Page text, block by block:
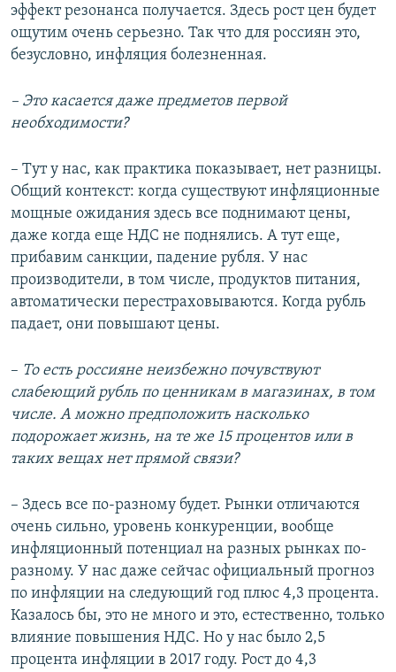
эффект резонанса получается. Здесь рост цен будет
ощутим очень серьезно. Так что для россиян это,
безусловно, инфляция болезненная.
– Это касается даже предметов первой
необходимости?
– Тут у нас, как практика показывает, нет разницы.
Общий контекст: когда существуют инфляционные
мощные ожидания здесь все поднимают цены,
даже когда еще НДС не поднялись. А тут еще,
прибавим санкции, падение рубля. У нас
производители, в том числе, продуктов питания,
автоматически перестраховываются. Когда рубль
падает, они повышают цены.
– То есть россияне неизбежно почувствуют
слабеющий рубль по ценникам в магазинах, в том
числе. А можно предположить насколько
подорожает жизнь, на те же 15 процентов или в
таких вещах нет прямой связи?
– Здесь все по-разному будет. Рынки отличаются
очень сильно, уровень конкуренции, вообще
инфляционный потенциал на разных рынках по-
разному. У нас даже сейчас официальный прогноз
по инфляции на следующий год плюс 4,3 процента.
Казалось бы, это не много и это, естественно, только
влияние повышения НДС. Но у нас было 2,5
процента инфляции в 2017 году. Рост до 4,3